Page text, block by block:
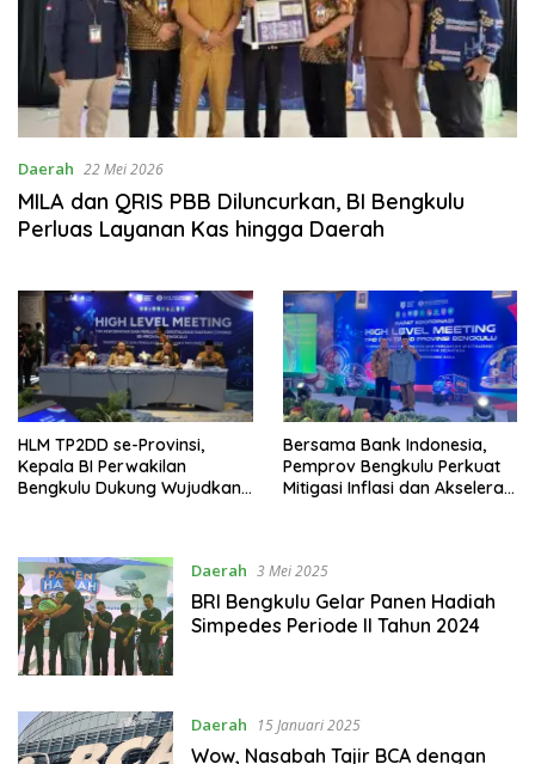
Daerah 22 Mei 2026
MILA dan QRIS PBB Diluncurkan, BI Bengkulu
Perluas Layanan Kas hingga Daerah
HLM TP2DD se-Provinsi,
Kepala BI Perwakilan
Bengkulu Dukung Wujudkan
Bersama Bank Indonesia,
Pemprov Bengkulu Perkuat
Mitigasi Inflasi dan Akselerasi
Daerah 3 Mei 2025
BRI Bengkulu Gelar Panen Hadiah
Simpedes Periode II Tahun 2024
Daerah 15 Januari 2025
Wow, Nasabah Tajir BCA dengan